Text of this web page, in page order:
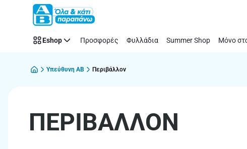
Παράλειψη
ΠΕΡΙΒΑΛΛΟΝ
Eshop Προσφορές Φυλλάδια Summer Shop Μόνο
Υπεύθυνη AB Περιβάλλον
ΠΕΡΙΒΑΛΛΟΝ